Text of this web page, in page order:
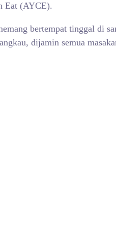
Eat (AYCE).
bertempat tinggal di
dijamin semua